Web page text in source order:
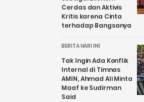
Cerdas dan Aktivis
Kritis karena Cinta
terhadap Bangsanya
BERITA HARI INI
Tak Ingin Ada Konflik
Internal di Timnas
AMIN, Ahmad Ali Minta
Maaf ke Sudirman
Said